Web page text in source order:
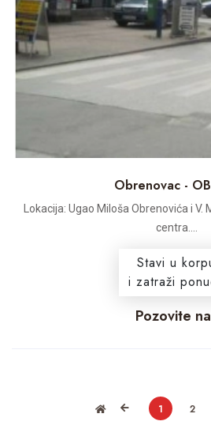
Obrenovac -
Lokacija: Ugao Miloša Obrenovića i V.
centra....
Stavi u
i zatraži
Pozovite
1 2